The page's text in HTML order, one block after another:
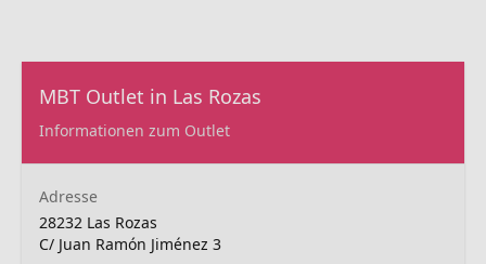
MBT Outlet in Las Rozas
Informationen zum Outlet
Adresse
28232 Las Rozas
C/ Juan Ramón Jiménez 3